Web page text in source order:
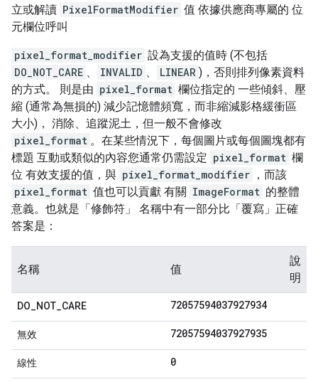
立或解讀 PixelFormatModifier 值 依據供應商專屬的 位
元欄位呼叫
pixel_format_modifier 設為支援的值時 (不包括
DO_NOT_CARE
INVALID LINEAR )，否則排列像素資料
的方式。 則是由 pixel_format 欄位指定的 一些傾斜、壓
縮 (通常為無損的) 減少記憶體頻寬，而非縮減影格緩衝區
大小)， 消除、追蹤泥土，但一般不會修改
pixel_format 。在某些情況下，每個圖片或每個圖塊都有
標題 互動或類似的內容您通常仍需設定 pixel_format 欄
位 有效支援的值，與 pixel_format_modifier ，而該
pixel_format 值也可以貢獻 有關 ImageFormat 的整體
意義。也就是「修飾符」 名稱中有一部分比「覆寫」正確
答案是：
名稱 值
說
明
DO NOT CARE 72057594037927934
無效 72057594037927935
線性 0